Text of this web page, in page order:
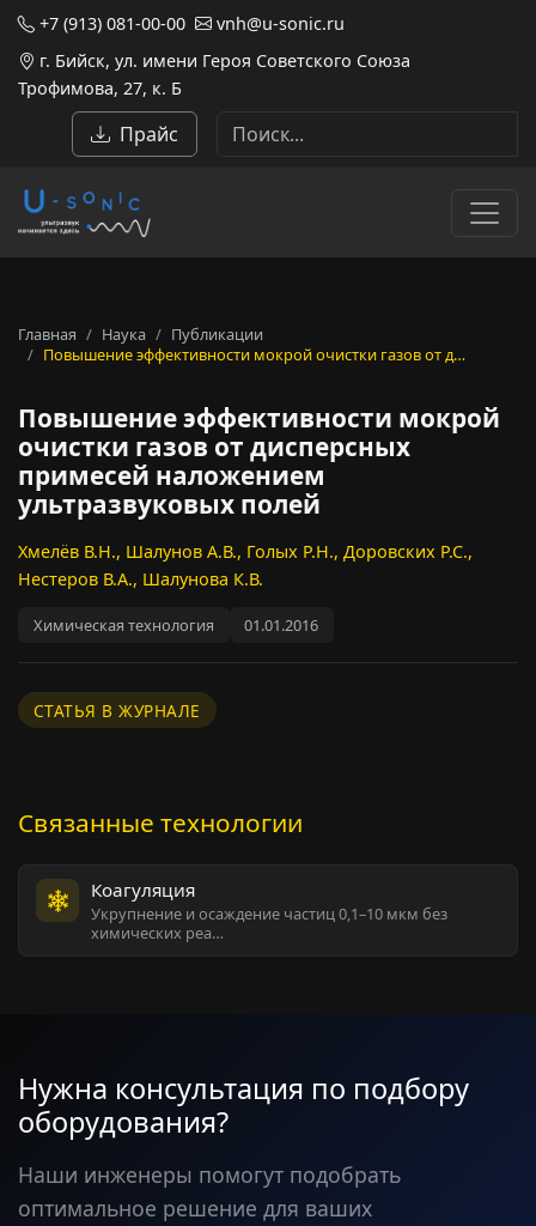
+7 (913) 081-00-00
vnh@u-sonic.ru
г. Бийск, ул. имени Героя Советского Союза
Трофимова, 27, к. Б
Прайс
Главная Наука
Публикации
Повышение эффективности мокрой очистки газов от д…
Повышение эффективности мокрой
очистки газов от дисперсных
примесей наложением
ультразвуковых полей
Хмелёв В.Н., Шалунов А.В., Голых Р.Н., Доровских Р.С.,
Нестеров В.А., Шалунова К.В.
Химическая технология 01.01.2016
СТАТЬЯ В ЖУРНАЛЕ
Связанные технологии
Коагуляция
Укрупнение и осаждение частиц 0,1–10 мкм без
химических реа…
Нужна консультация по подбору
оборудования?
Наши инженеры помогут подобрать
оптимальное решение для ваших